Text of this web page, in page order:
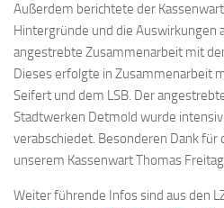
Außerdem berichtete der
Hintergründe und die Auswirkungen
angestrebte Zusammenarbeit mit
Dieses erfolgte in Zusammenarbeit
Seifert und dem LSB. Der
Stadtwerken Detmold wurde
verabschiedet. Besonderen Dank
unserem Kassenwart Thomas
Weiter führende Infos sind aus den